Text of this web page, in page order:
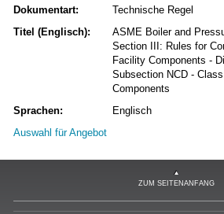
Dokumentart:
Technische Regel
Titel (Englisch):
ASME Boiler and
Section III: Rules for
Facility Components -
Subsection NCD -
Components
Sprachen:
Englisch
Auswahl für Angebot
ZUM SEITENANFANG